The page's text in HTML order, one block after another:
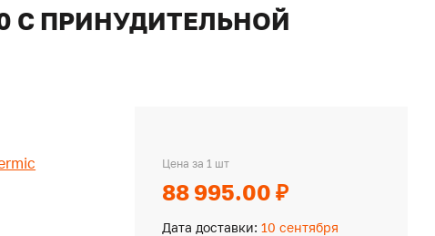
С ПРИНУДИТЕЛЬНОЙ
Цена за 1 шт
88 995.00 ₽
Дата доставки: 10 сентября